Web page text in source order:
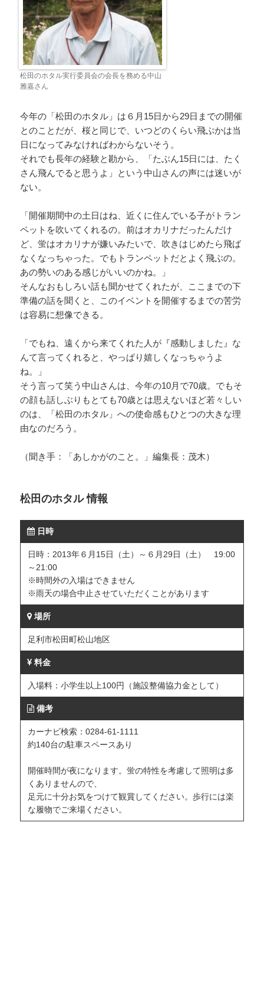
松田のホタル実行委員会の会長を務める中山
雅嘉さん
今年の「松田のホタル」は６月15日から29日までの開催
とのことだが、桜と同じで、いつどのくらい飛ぶかは当
日になってみなければわからないそう。
それでも長年の経験と勘から、「たぶん15日には、たく
さん飛んでると思うよ」という中山さんの声には迷いが
ない。
「開催期間中の土日はね、近くに住んでいる子がトラン
ペットを吹いてくれるの。前はオカリナだったんだけ
ど、蛍はオカリナが嫌いみたいで、吹きはじめたら飛ば
なくなっちゃった。でもトランペットだとよく飛ぶの。
あの勢いのある感じがいいのかね。」
そんなおもしろい話も聞かせてくれたが、ここまでの下
準備の話を聞くと、このイベントを開催するまでの苦労
は容易に想像できる。
「でもね、遠くから来てくれた人が『感動しました』な
んて言ってくれると、やっぱり嬉しくなっちゃうよ
ね。」
そう言って笑う中山さんは、今年の10月で70歳。でもそ
の顔も話しぶりもとても70歳とは思えないほど若々しい
のは、「松田のホタル」への使命感もひとつの大きな理
由なのだろう。
（聞き手：「あしかがのこと。」編集長：茂木）
松田のホタル 情報
日時
日時：2013年６月15日（土）～６月29日（土） 19:00
～21:00
※時間外の入場はできません
※雨天の場合中止させていただくことがあります
場所
足利市松田町松山地区
料金
入場料：小学生以上100円（施設整備協力金として）
備考
カーナビ検索：0284-61-1111
約140台の駐車スペースあり
開催時間が夜になります。蛍の特性を考慮して照明は多
くありませんので、
足元に十分お気をつけて観賞してください。歩行には楽
な履物でご来場ください。